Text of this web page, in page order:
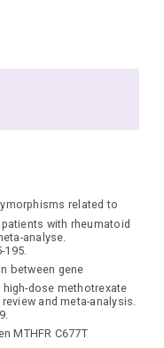
related to
with rheumatoid
analyse.
between gene
dose methotrexate
and meta-analysis.
MTHFR C677T